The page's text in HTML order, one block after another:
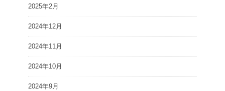
2025年2月
2024年12月
2024年11月
2024年10月
2024年9月